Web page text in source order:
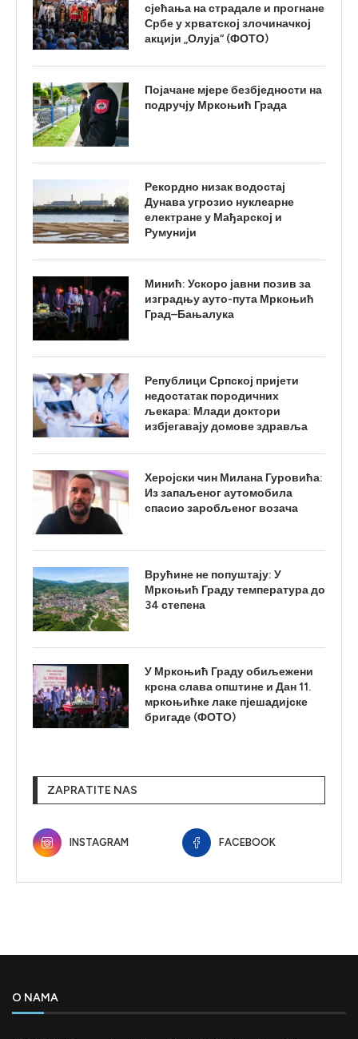
сјећања на страдале и прогнане
Србе у хрватској злочиначкој
акцији „Олуја“ (ФОТО)
Појачане мјере безбједности на
подручју Мркоњић Града
Рекордно низак водостај
Дунава угрозио нуклеарне
електране у Мађарској и
Румунији
Минић: Ускоро јавни позив за
изградњу ауто-пута Мркоњић
Град–Бањалука
Републици Српској пријети
недостатак породичних
љекара: Млади доктори
избјегавају домове здравља
Херојски чин Милана Гуровића:
Из запаљеног аутомобила
спасио заробљеног возача
Врућине не попуштају: У
Мркоњић Граду температура до
34 степена
У Мркоњић Граду обиљежени
крсна слава општине и Дан 11.
мркоњићке лаке пјешадијске
бригаде (ФОТО)
ZAPRATITE NAS
INSTAGRAM FACEBOOK
O NAMA